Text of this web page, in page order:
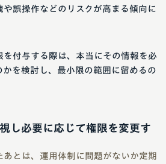
誤操作などのリスクが高まる傾向に
を付与する際は、本当にその情報を必
を検討し、最小限の範囲に留めるの
し必要に応じて権限を変更す
あとは、運用体制に問題がないか定期